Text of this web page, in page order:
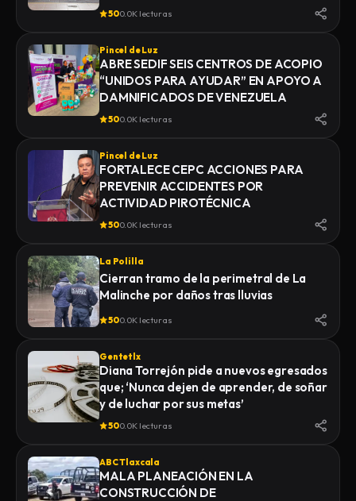
500.0K lecturas
Pincel de Luz
ABRE SEDIF SEIS CENTROS DE ACOPIO
“UNIDOS PARA AYUDAR” EN APOYO A
DAMNIFICADOS DE VENEZUELA
500.0K lecturas
Pincel de Luz
FORTALECE CEPC ACCIONES PARA
PREVENIR ACCIDENTES POR
ACTIVIDAD PIROTÉCNICA
500.0K lecturas
La Polilla
Cierran tramo de la perimetral de La
Malinche por daños tras lluvias
500.0K lecturas
Gentetlx
Diana Torrejón pide a nuevos egresados
que; ‘Nunca dejen de aprender, de soñar
y de luchar por sus metas’
500.0K lecturas
ABC Tlaxcala
MALA PLANEACIÓN EN LA
CONSTRUCCIÓN DE